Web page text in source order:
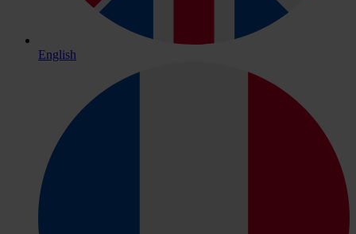
English